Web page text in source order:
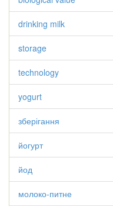
drinking milk
storage
technology
yogurt
зберігання
йогурт
йод
молоко-питне